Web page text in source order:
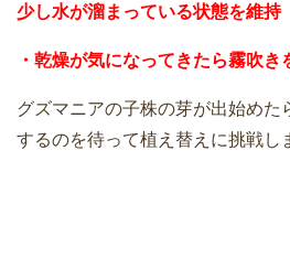
少し水が溜まっている状態を維持
・乾燥が気になってきたら霧吹き
グズマニアの子株の芽が出始めた
するのを待って植え替えに挑戦し